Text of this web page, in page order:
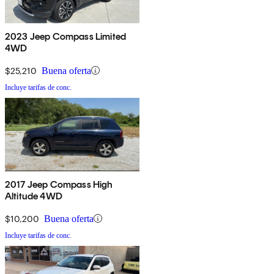
2023 Jeep Compass Limited
4WD
$25,210 Buena oferta
Incluye tarifas de conc.
2017 Jeep Compass High
Altitude 4WD
$10,200 Buena oferta
Incluye tarifas de conc.